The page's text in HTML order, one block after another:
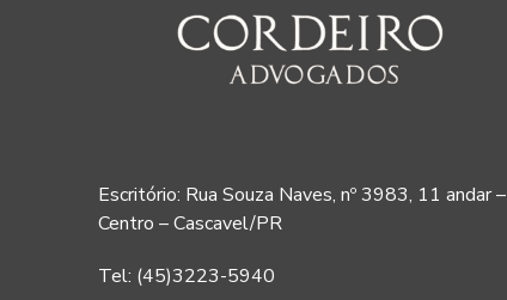
Escritório: Rua Souza Naves, nº 3983, 11 andar –
Centro – Cascavel/PR
Tel: (45)3223-5940